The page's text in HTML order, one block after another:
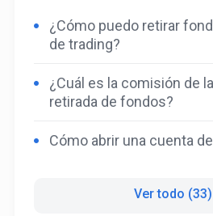
¿Cómo puedo retirar
de trading?
¿Cuál es la comisión de
retirada de fondos?
Cómo abrir una cuenta
Ver todo (33)